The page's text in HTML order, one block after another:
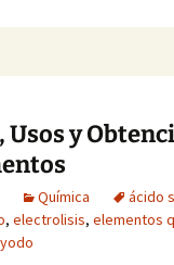
Usos y
Química ácido
, electrolisis, elementos
yodo